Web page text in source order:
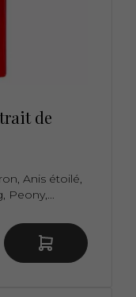
de
Anis étoilé,
Peony,...